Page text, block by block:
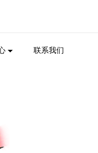
联系我们